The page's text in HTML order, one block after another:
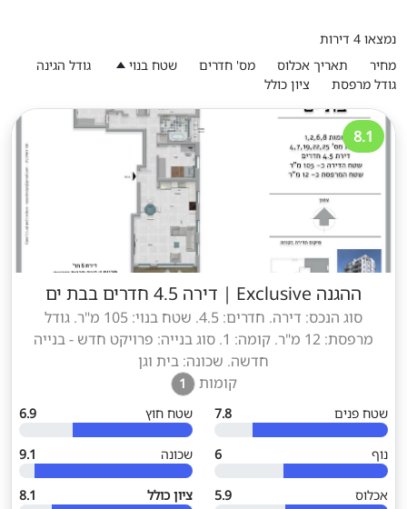
נמצאו 4 דירות
מחיר
תאריך אכלוס מס' חדרים שטח בנוי
גודל הגינה
גודל מרפסת
ציון כולל
8.1
ההגנה Exclusive | דירה 4.5 חדרים בבת ים
סוג הנכס: דירה. חדרים: 4.5. שטח בנוי: 105 מ"ר. גודל
מרפסת: 12 מ"ר. קומה: 1. סוג בנייה: פרויקט חדש - בנייה
חדשה. שכונה: בית וגן
קומות
1
שטח פנים
7.8 שטח חוץ 6.9
נוף 6 שכונה 9.1
אכלוס 5.9 ציון כולל 8.1